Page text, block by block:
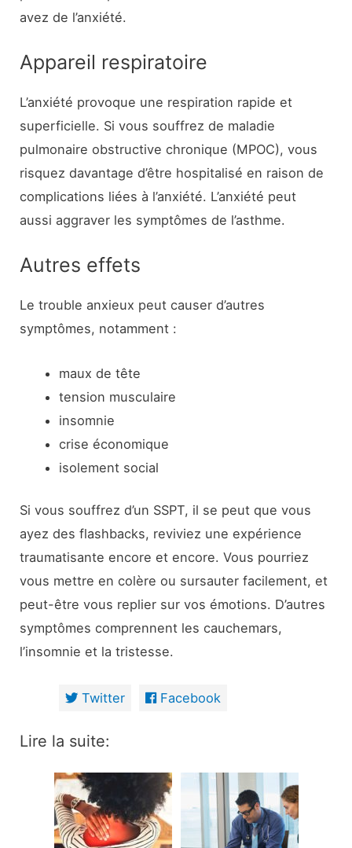
avez de l’anxiété.
Appareil respiratoire
L’anxiété provoque une respiration rapide et
superficielle. Si vous souffrez de maladie
pulmonaire obstructive chronique (MPOC), vous
risquez davantage d’être hospitalisé en raison de
complications liées à l’anxiété. L’anxiété peut
aussi aggraver les symptômes de l’asthme.
Autres effets
Le trouble anxieux peut causer d’autres
symptômes, notamment :
maux de tête
tension musculaire
insomnie
crise économique
isolement social
Si vous souffrez d’un SSPT, il se peut que vous
ayez des flashbacks, reviviez une expérience
traumatisante encore et encore. Vous pourriez
vous mettre en colère ou sursauter facilement, et
peut-être vous replier sur vos émotions. D’autres
symptômes comprennent les cauchemars,
l’insomnie et la tristesse.
Twitter Facebook
Lire la suite: